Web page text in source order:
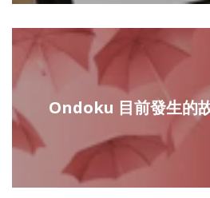
Ondoku 目前發生的